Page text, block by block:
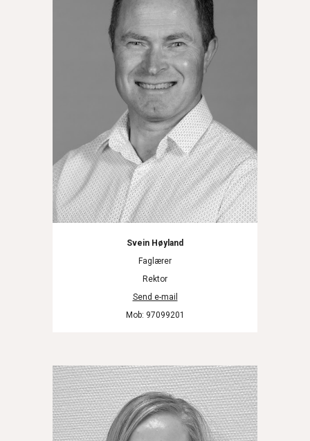
Svein Høyland
Faglærer
Rektor
Send e-mail
Mob: 97099201